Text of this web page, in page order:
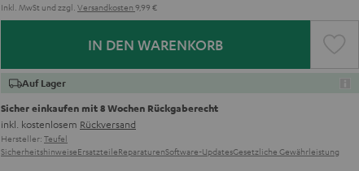
Inkl. MwSt und zzgl. Versandkosten 9,99 €
IN DEN WARENKORB
Auf Lager
Sicher einkaufen mit 8 Wochen Rückgaberecht
inkl. kostenlosem Rückversand
Hersteller: Teufel
SicherheitshinweiseErsatzteileReparaturenSoftware-UpdatesGesetzliche Gewährleistung